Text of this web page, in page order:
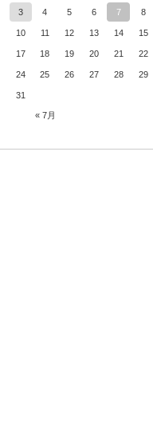
« 7月
3 4 5 6 7 8
10 11 12 13 14 15
17 18 19 20 21 22
24 25 26 27 28 29
31